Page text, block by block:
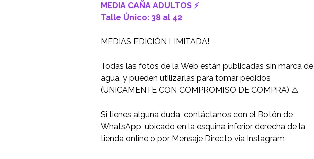
MEDIA CAÑA ADULTOS ⚡️
Talle Único: 38 al 42
MEDIAS EDICIÓN LIMITADA!
Todas las fotos de la Web están publicadas sin marca de
agua, y pueden utilizarlas para tomar pedidos
(UNICAMENTE CON COMPROMISO DE COMPRA) ⚠️
Si tienes alguna duda, contáctanos con el Botón de
WhatsApp, ubicado en la esquina inferior derecha de la
tienda online o por Mensaje Directo via Instagram